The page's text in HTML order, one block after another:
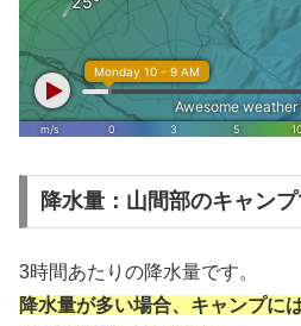
降水量：山間部のキャン
3時間あたりの降水量です。
降水量が多い場合、キャンプに